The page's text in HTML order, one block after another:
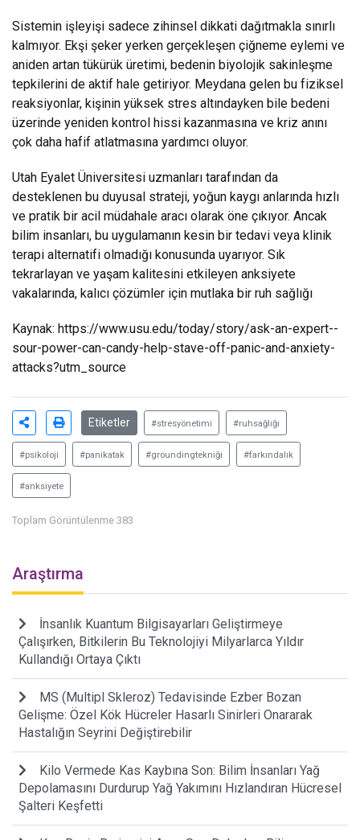
Sistemin işleyişi sadece zihinsel dikkati dağıtmakla sınırlı
kalmıyor. Ekşi şeker yerken gerçekleşen çiğneme eylemi ve
aniden artan tükürük üretimi, bedenin biyolojik sakinleşme
tepkilerini de aktif hale getiriyor. Meydana gelen bu fiziksel
reaksiyonlar, kişinin yüksek stres altındayken bile bedeni
üzerinde yeniden kontrol hissi kazanmasına ve kriz anını
çok daha hafif atlatmasına yardımcı oluyor.
Utah Eyalet Üniversitesi uzmanları tarafından da
desteklenen bu duyusal strateji, yoğun kaygı anlarında hızlı
ve pratik bir acil müdahale aracı olarak öne çıkıyor. Ancak
bilim insanları, bu uygulamanın kesin bir tedavi veya klinik
terapi alternatifi olmadığı konusunda uyarıyor. Sık
tekrarlayan ve yaşam kalitesini etkileyen anksiyete
vakalarında, kalıcı çözümler için mutlaka bir ruh sağlığı
Kaynak: https://www.usu.edu/today/story/ask-an-expert--
sour-power-can-candy-help-stave-off-panic-and-anxiety-
attacks?utm_source
Etiketler #stresyönetimi #ruhsağlığı
#psikoloji #panikatak #groundingtekniği #farkındalık
#anksiyete
Toplam Görüntülenme 383
Araştırma
İnsanlık Kuantum Bilgisayarları Geliştirmeye
Çalışırken, Bitkilerin Bu Teknolojiyi Milyarlarca Yıldır
Kullandığı Ortaya Çıktı
MS (Multipl Skleroz) Tedavisinde Ezber Bozan
Gelişme: Özel Kök Hücreler Hasarlı Sinirleri Onararak
Hastalığın Seyrini Değiştirebilir
Kilo Vermede Kas Kaybına Son: Bilim İnsanları Yağ
Depolamasını Durdurup Yağ Yakımını Hızlandıran Hücresel
Şalteri Keşfetti